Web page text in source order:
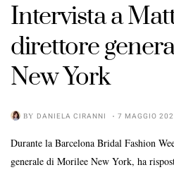
Intervista a
direttore
New York
BY DANIELA CIRANNI 7 MAGGIO
Durante la Barcelona Bridal Fashion
generale di Morilee New York, ha